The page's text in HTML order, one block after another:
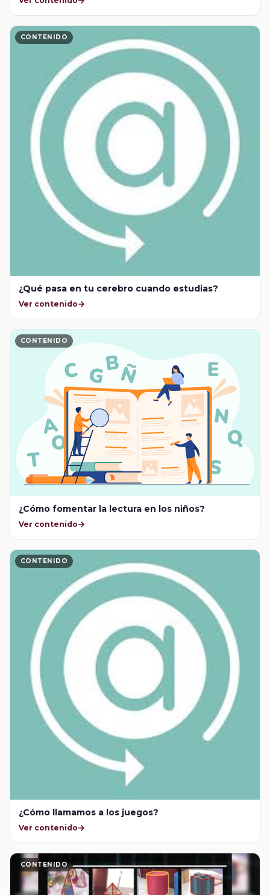
CONTENIDO
¿Qué pasa en tu cerebro cuando estudias?
Ver contenido
CONTENIDO
¿Cómo fomentar la lectura en los niños?
Ver contenido
CONTENIDO
¿Cómo llamamos a los juegos?
Ver contenido
CONTENIDO